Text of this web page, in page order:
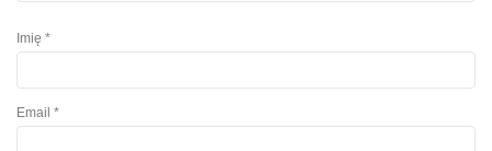
Imię *
Email *